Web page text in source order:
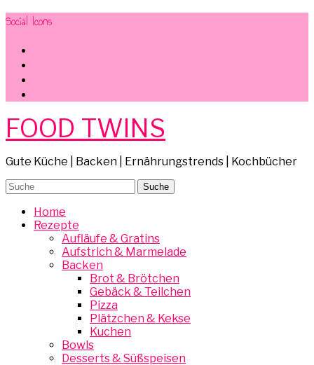
Social Icons
FOOD TWINS
Gute Küche | Backen | Ernährungstrends | Kochbücher
Home
Rezepte
Aufläufe & Gratins
Aufstrich & Marmelade
Backen
Brot & Brötchen
Gebäck & Teilchen
Pizza
Plätzchen & Kekse
Kuchen
Bowls
Desserts & Süßspeisen